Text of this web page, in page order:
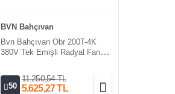
BVN Bahçıvan
Bvn Bahçıvan Obr 200T-4K
380V Tek Emişli Radyal Fan
50
11.250,54 TL
5.625,27 TL